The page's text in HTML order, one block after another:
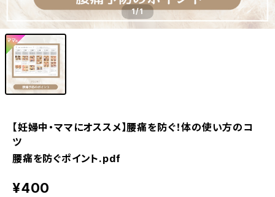
1/1
【妊婦中・ママにオススメ】腰痛を防ぐ！体の使い方のコ
ツ
腰痛を防ぐポイント.pdf
¥400